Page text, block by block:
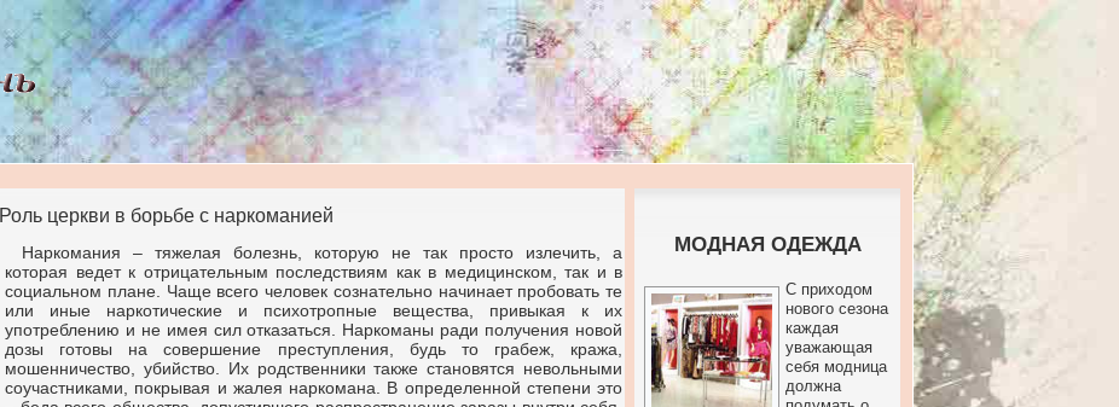
Роль церкви в борьбе с наркоманией
Наркомания – тяжелая болезнь, которую не так просто излечить, а
которая ведет к отрицательным последствиям как в медицинском, так и в
социальном плане. Чаще всего человек сознательно начинает пробовать те
или иные наркотические и психотропные вещества, привыкая к их
употреблению и не имея сил отказаться. Наркоманы ради получения новой
дозы готовы на совершение преступления, будь то грабеж, кража,
мошенничество, убийство. Их родственники также становятся невольными
соучастниками, покрывая и жалея наркомана. В определенной степени это
МОДНАЯ ОДЕЖДА
С приходом
нового сезона
каждая
уважающая
себя модница
должна